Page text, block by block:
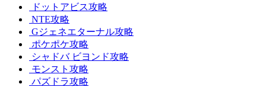
ドットアビス攻略
NTE攻略
Gジェネエターナル攻略
ポケポケ攻略
シャドバ ビヨンド攻略
モンスト攻略
パズドラ攻略